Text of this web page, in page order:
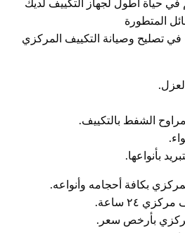
حياة اطول لجهاز التكييف لديك
المتطورة
في تصليح وصيانة التكييف المركزي
الشفط بالتكييف.
بأنواعها.
بكافة أحجامه وأنواعه.
٢٤ ساعة.
بأرخص سعر.